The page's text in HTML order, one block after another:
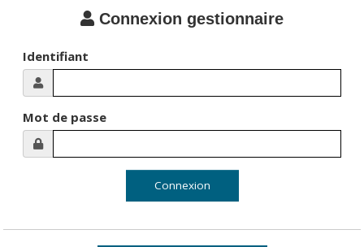
Connexion gestionnaire
Identifiant
Mot de passe